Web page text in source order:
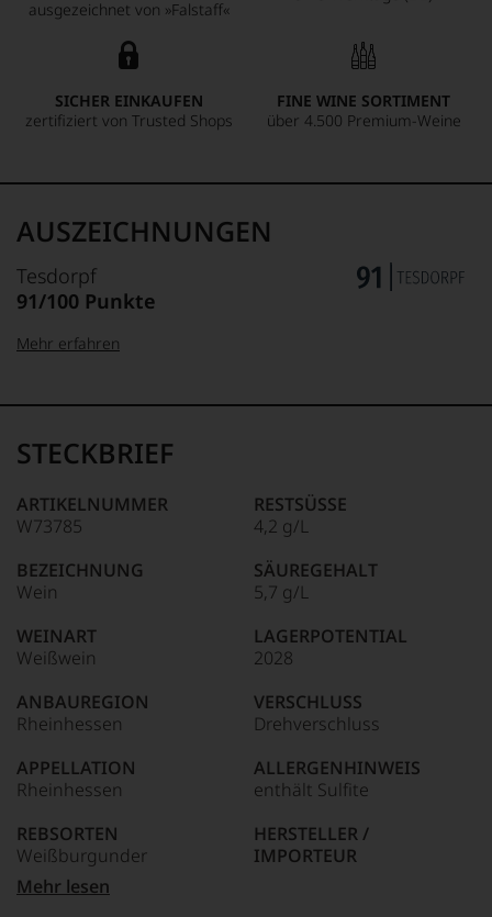
ausgezeichnet von »Falstaff«
SICHER EINKAUFEN
zertifiziert von Trusted Shops
FINE WINE SORTIMENT
über 4.500 Premium-Weine
AUSZEICHNUNGEN
Tesdorpf
91/100 Punkte
95–98 Punkte:
90–94 Punkte:
Unter 85 Punkte:
Name
Tesdorpf
für
»Fine
für
die
edlen
Weine
der
Welt,
kaum
ein
Das
dokumentieren
auch
und
gerade
mit
Mehr erfahren
STECKBRIEF
ARTIKELNUMMER
W73785
BEZEICHNUNG
Wein
WEINART
Weißwein
ANBAUREGION
Rheinhessen
APPELLATION
Rheinhessen
REBSORTEN
Weißburgunder
BIO KENNZEICHNUNG
RESTSÜSSE
4,2 g/L
SÄUREGEHALT
5,7 g/L
LAGERPOTENTIAL
2028
VERSCHLUSS
Drehverschluss
ALLERGENHINWEIS
enthält Sulfite
HERSTELLER /
IMPORTEUR
Mehr lesen